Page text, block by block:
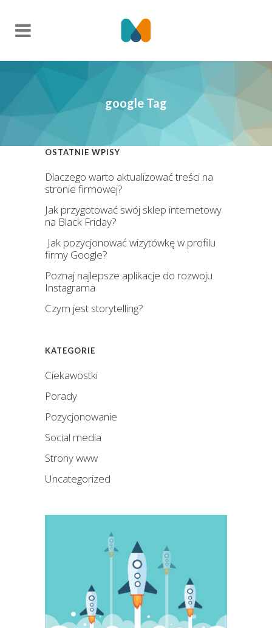
google Tag
OSTATNIE WPISY
Dlaczego warto aktualizować treści na
stronie firmowej?
Jak przygotować swój sklep internetowy
na Black Friday?
Jak pozycjonować wizytówkę w profilu
firmy Google?
Poznaj najlepsze aplikacje do rozwoju
Instagrama
Czym jest storytelling?
KATEGORIE
Ciekawostki
Porady
Pozycjonowanie
Social media
Strony www
Uncategorized